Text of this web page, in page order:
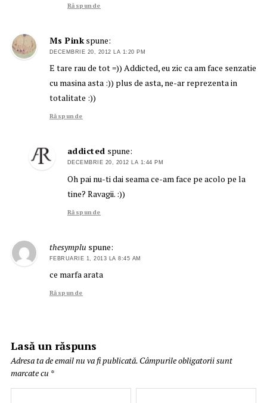
Răspunde
Ms Pink spune:
DECEMBRIE 20, 2012 LA 1:20 PM
E tare rau de tot =)) Addicted, eu zic ca am face senzatie
cu masina asta :)) plus de asta, ne-ar reprezenta in
totalitate :))
Răspunde
addicted spune:
DECEMBRIE 20, 2012 LA 1:44 PM
Oh pai nu-ti dai seama ce-am face pe acolo pe la
tine? Ravagii. :))
Răspunde
thesymplu spune:
FEBRUARIE 1, 2013 LA 8:45 AM
ce marfa arata
Răspunde
Lasă un răspuns
Adresa ta de email nu va fi publicată. Câmpurile obligatorii sunt
marcate cu *